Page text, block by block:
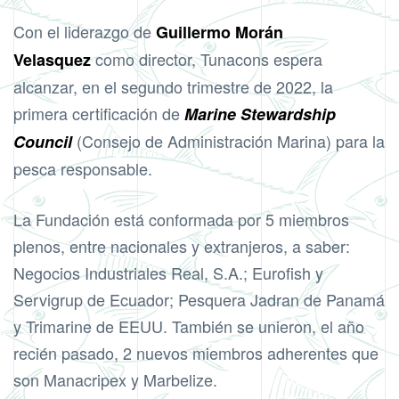
Con el liderazgo deGuillermo Morán
Velasquezcomo director, Tunacons espera
alcanzar, en el segundo trimestre de 2022, la
primera certificación deMarine Stewardship
Council(Consejo de Administración Marina) para la
pesca responsable.
La Fundación está conformada por 5 miembros
plenos, entre nacionales y extranjeros, a saber:
Negocios Industriales Real, S.A.; Eurofish y
Servigrup de Ecuador; Pesquera Jadran de Panamá
y Trimarine de EEUU. También se unieron, el año
recién pasado, 2 nuevos miembros adherentes que
son Manacripex y Marbelize.